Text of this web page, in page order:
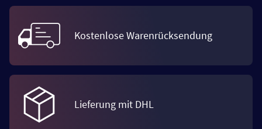
Kostenlose Warenrücksendung
Lieferung mit DHL